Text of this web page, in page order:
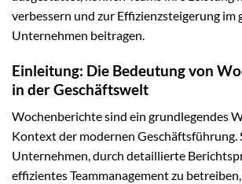
verbessern und zur Effizienzsteigerung im
Unternehmen beitragen.
Einleitung: Die Bedeutung von
in der Geschäftswelt
Wochenberichte sind ein grundlegendes
Kontext der modernen Geschäftsführung.
Unternehmen, durch detaillierte
effizientes Teammanagement zu